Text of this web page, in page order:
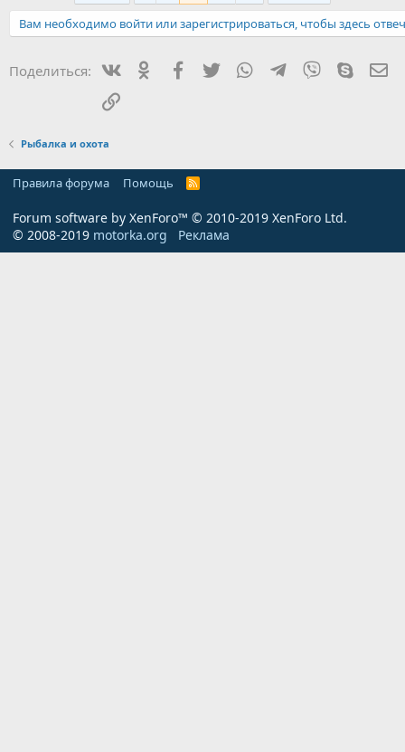
и
и
Вам необходимо войти или зарегистрироваться, чтобы здесь
Поделиться: ВконтактеОдноклассники
Facebook
TwitterWhatsAppTelegram
Viber Skype
Ссылка
Рыбалка и охота
Правила форума Помощь
R
Forum software by XenForo™ © 2010-2019 XenForo Ltd.
© 2008-2019 motorka.org Реклама